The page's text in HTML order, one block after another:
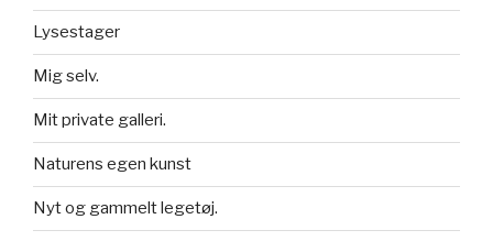
Lysestager
Mig selv.
Mit private galleri.
Naturens egen kunst
Nyt og gammelt legetøj.